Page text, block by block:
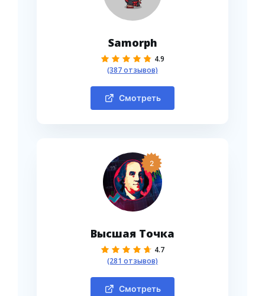
Samorph
4.9
(387 отзывов)
Смотреть
2
Высшая Точка
4.7
(281 отзывов)
Смотреть